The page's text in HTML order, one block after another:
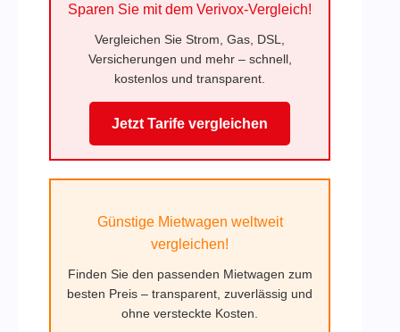
Sparen Sie mit dem Verivox-Vergleich!
Vergleichen Sie Strom, Gas, DSL,
Versicherungen und mehr – schnell,
kostenlos und transparent.
Jetzt Tarife vergleichen
Günstige Mietwagen weltweit
vergleichen!
Finden Sie den passenden Mietwagen zum
besten Preis – transparent, zuverlässig und
ohne versteckte Kosten.